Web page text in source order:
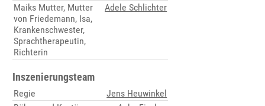
Maiks Mutter, Mutter
von Friedemann, Isa,
Krankenschwester,
Sprachtherapeutin,
Richterin
Adele Schlichter
Inszenierungsteam
Regie
Jens Heuwinkel